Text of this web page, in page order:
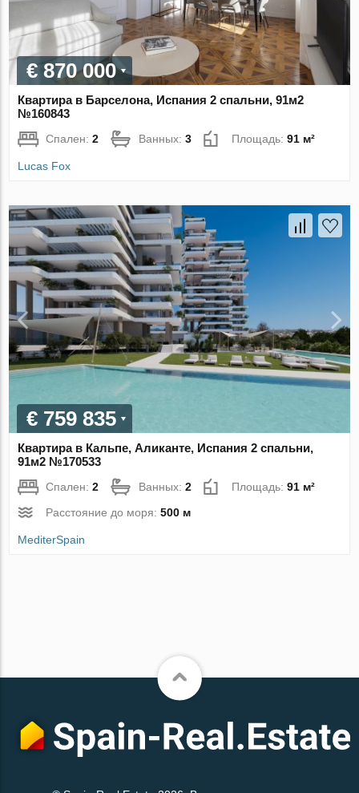
€ 870 000
Квартира в Барселона, Испания 2 спальни, 91м2
№160843
Спален:2 Ванных:3 Площадь:91 м²
Lucas Fox
€ 759 835
Квартира в Кальпе, Аликанте, Испания 2 спальни,
91м2 №170533
Спален:2 Ванных:2 Площадь:91 м²
Расстояние до моря:500 м
MediterSpain